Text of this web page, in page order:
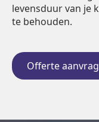
levensduur van je
te behouden.
Offerte